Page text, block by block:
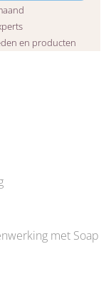
met Soap
en producten